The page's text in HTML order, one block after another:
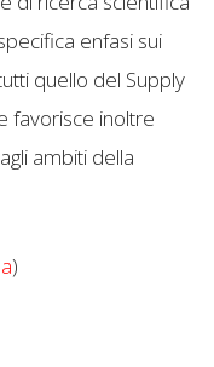
enfasi sui
quello del Supply
favorisce inoltre
ambiti della
)